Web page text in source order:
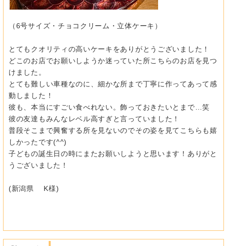
（6号サイズ・チョコクリーム・立体ケーキ）
とてもクオリティの高いケーキをありがとうございました！
どこのお店でお願いしようか迷っていた所こちらのお店を見つ
けました。
とても難しい車種なのに、細かな所まで丁寧に作ってあって感
動しました！
彼も、本当にすごい食べれない。飾っておきたいとまで…笑
彼の友達もみんなレベル高すぎと言っていました！
普段そこまで興奮する所を見ないのでその姿を見てこちらも嬉
しかったです(^^)
子どもの誕生日の時にまたお願いしようと思います！ありがと
うございました！
(新潟県 K様)